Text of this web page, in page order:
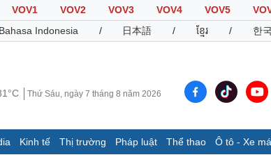
VOV1 VOV2 VOV3 VOV4 VOV5
Bahasa Indonesia / 日本語 / ខ្មែរ / 한
Thứ Sáu, ngày 7 tháng 8 năm 2026
Kinh tế Thị trường Pháp luật Thể thao Ô tô - Xe